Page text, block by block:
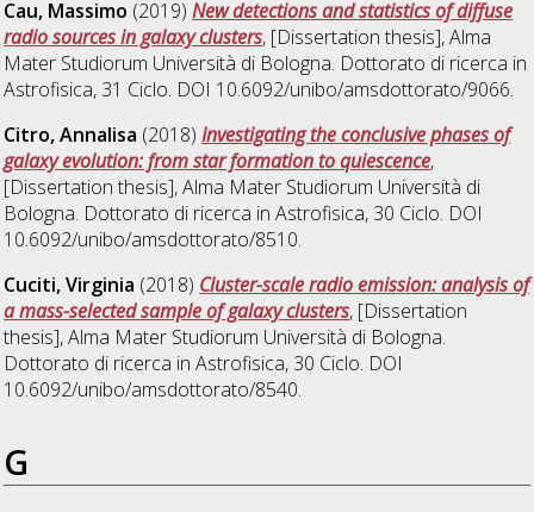
Cau, Massimo (2019)New detections and statistics of diffuse
radio sources in galaxy clusters, [Dissertation thesis], Alma
Mater Studiorum Università di Bologna. Dottorato di ricerca in
Astrofisica, 31 Ciclo. DOI 10.6092/unibo/amsdottorato/9066.
Citro, Annalisa (2018)Investigating the conclusive phases of
galaxy evolution: from star formation to quiescence,
[Dissertation thesis], Alma Mater Studiorum Università di
Bologna. Dottorato di ricerca inAstrofisica, 30 Ciclo. DOI
10.6092/unibo/amsdottorato/8510.
Cuciti, Virginia (2018) Cluster-scale radio emission: analysis of
a mass-selected sample of galaxy clusters, [Dissertation
thesis], Alma Mater Studiorum Università di Bologna.
Dottorato di ricerca inAstrofisica, 30 Ciclo. DOI
10.6092/unibo/amsdottorato/8540.
G